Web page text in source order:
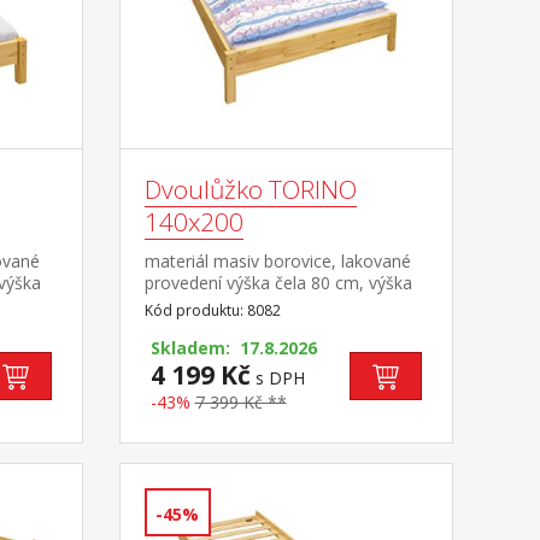
rošt
kg
Dvoulůžko TORINO
140x200
materiál masiv borovice, lakované
provedení výška čela 80 cm, výška
sedu 38 cm, cena bez roštu a
matrace minimální doporučená
výška matrace 15 cm doporučený
rozměr matrace 140 × 200 cm a
rošt R3 doporučená nosnost do 120
kg na každé polovině postele
Kód produktu: 8082
Skladem: 17.8.2026
4 199 Kč s DPH
-43% 7 399 Kč **
-45%